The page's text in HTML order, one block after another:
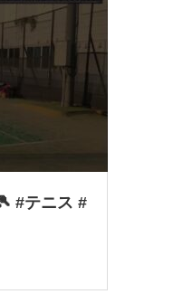
#テニス #